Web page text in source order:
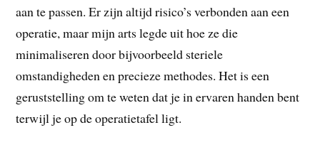
aan te passen. Er zijn altijd risico’s verbonden aan een
operatie, maar mijn arts legde uit hoe ze die
minimaliseren door bijvoorbeeld steriele
omstandigheden en precieze methodes. Het is een
geruststelling om te weten dat je in ervaren handen bent
terwijl je op de operatietafel ligt.